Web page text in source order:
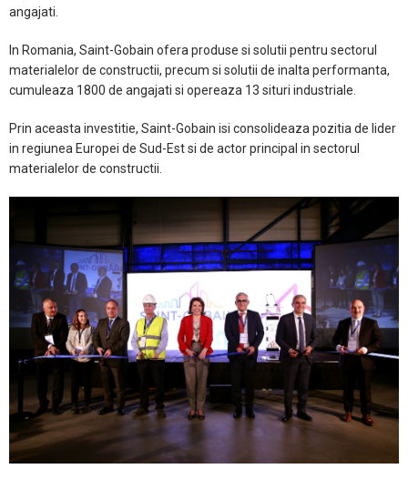
angajati.
In Romania, Saint-Gobain ofera produse si solutii pentru sectorul
materialelor de constructii, precum si solutii de inalta performanta,
cumuleaza 1800 de angajati si opereaza 13 situri industriale.
Prin aceasta investitie, Saint-Gobain isi consolideaza pozitia de lider
in regiunea Europei de Sud-Est si de actor principal in sectorul
materialelor de constructii.